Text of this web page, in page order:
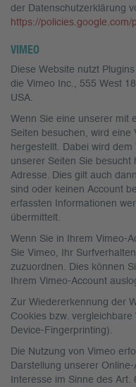
der Datenschutzerklärung
https://policies.google.com/
VIMEO
Diese Website nutzt
die Vimeo Inc., 555 West
USA.
Wenn Sie eine unserer mit
Seiten besuchen, wird eine
hergestellt. Dabei wird
unserer Seiten Sie
Adresse. Dies gilt auch
sind oder keinen Account
erfassten Informationen
übermittelt.
Wenn Sie in Ihrem Vimeo-
Sie Vimeo, Ihr
zuzuordnen. Dies können
Ihrem Vimeo-Account
Zur Wiedererkennung der
Cookies bzw.
Device-Fingerprinting).
Die Nutzung von Vimeo
Darstellung unserer
Interesse im Sinne des Art.